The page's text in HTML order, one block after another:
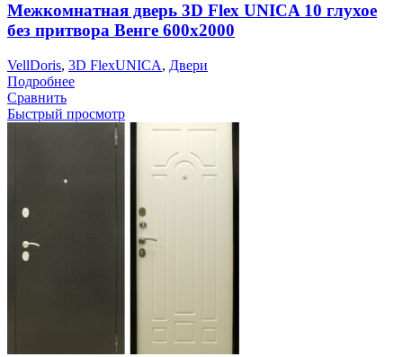
Межкомнатная дверь 3D Flex UNICA 10 глухое
без притвора Венге 600х2000
VellDoris, 3D FlexUNICA, Двери
Подробнее
Сравнить
Быстрый просмотр